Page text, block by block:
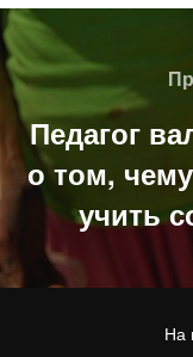
Навигация
по
записям
Педагог
о том,
учить
На